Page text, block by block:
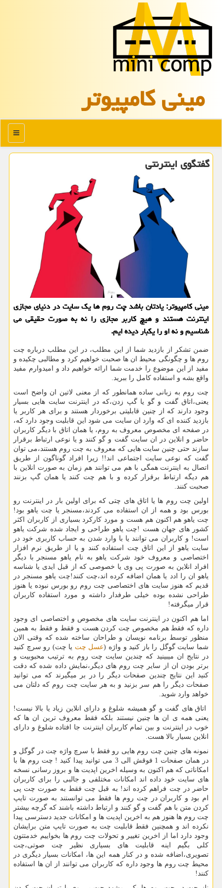
مینی كامپیوتر
منو
گفتگوی اینترنتی
مینی كامپیوتر: یادتان باشد چت روم ها یك سایت در دنیای مجازی
اینترنت هستند و هیچ كاربر مجازی را نه به صورت حقیقی می
شناسیم و نه او را یكبار دیده ایم.
ضمن تشکر از بازدید شما از این مطلب، در این مطلب درباره چت
روم ها و چگونگی محیط ان ها صحبت خواهیم کرد و مطالبی چکیده و
مفید از این موضوع را خدمت شما ارائه خواهیم داد و امیدوارم مفید
واقع بشه و استفاده کامل را ببرید.
چت روم به زبانی ساده همانطور که از معنی لاتین ان واضح است
یعنی،اتاق گفت و گو یا گپ زدن،که در اینترنت سایت هایی بسیار
وجود دارند که از چنین قابلیتی برخوردار هستند و برای هر کاربر یا
بازدید کننده ای که وارد ان سایت می شود این قابلیت وجود دارد که،
در صفحه ای مخصوص معروف به روم، یا همان اتاق با دیگر کاربران
حاضر و انلاین در ان سایت گفت و گو کنند و یا نوعی ارتباط برقرار
سازند حتی چنین سایت هایی که معروف به چت روم هستند،می توان
گفت که نوعی سایت اجتماعی اند!! زیرا افراد گوناگون از طریق
اتصال به اینترنت همگی با هم می توانند هم زمان به صورت انلاین با
هم دیگه ارتباط برقرار کرده و با هم چت کنند یا همان گپ بزنند
صحبت کنند.
اولین چت روم ها یا اتاق های چتی که برای اولین بار در اینترنت رو
بورس بود و همه از ان استفاده می کردند،مسنجر یا چت یاهو بود!
چت یاهو هم اکنون هم هست و مورد کارکرد بسیاری از کاربران اکثر
کشور های جهان هست !چت یاهو طراحی و ایجاد شده شرکت یاهو
است ! و کاربران می توانند یا با وارد شدن به حساب کاربری خود در
سایت یاهو از این اتاق چت استفاده کنند و یا از طریق نرم افزار
اختصاصی و معروف خود شرکت یاهو به نام یاهو مسنجر با دیگر
افراد انلاین به صورت پی وی یا خصوصی که از قبل ایدی یا شناسه
یاهو ان را ادد یا همان اضافه کرده اند،چت کنند!چت یاهو مسنجر در
قدیم که هنوز سایت های اختصاصی چت روم رو بورس نبوده یا هنوز
طراحی نشده بوده خیلی طرفدار داشته و مورد استفاده کاربران
قرار میگرفته !
اما هم اکنون در اینترنت سایت های مخصوص و اختصاصی ای وجود
داره که فقط هم مخصوص چت کردن هست و فقط و فقط به همین
منظور توسط برنامه نویسان و طراحان ساخته شده که وقتی الان
شما سایت گوگل را باز کنید و واژه (عسل چت یا چت) رو سرچ کنید
در نتایج ان میبینید که چندین سایت چت روم به ترتیب محبوبیت و
برتر بودن ان از سایر چت روم های دیگر،نمایش داده شده که دقت
کنید این نتایج چندین صفحات دیگر را در بر میگیرند که می توانید
صفحات دیگر را هم سر بزنید و به هر سایت چت روم که دلتان می
خواهد وارد شوید.
اتاق های گفت و گو همیشه شلوغ و دارای انلاین زیاد یا بالا نیست !
یعنی همه ی ان ها چنین نیستند بلکه فقط معروف ترین ان ها که
خوب در اینترنت و بین تمام کاربران اینترنت جا افتاده شلوغ و دارای
انلاین بسیار بالا هست.
نمونه های چنین چت روم هایی رو فقط با سرچ واژه چت در گوگل و
در همان صفحات 1 فوقش الی3 می توانید پیدا کنید ! چت روم ها با
امکاناتی که هم اکنون به وسیله اخرین اپدیت ها و بروز رسانی نسخه
های سایت خود داده اند امکانات مختلفی و جالبی را برای کاربران
حاضر در چت فراهم کرده اند! به قبل چت فقط به صورت چت پی
ام بود و کاربران در چت روم ها فقط می توانستند به صورت تایپ
کردن متن با هم گفت و گو کنند و ارتباط داشته باشند که گرچه بیشتر
چت روم ها هنوز هم به اخرین اپدیت ها و امکانات جدید دسترسی پیدا
نکرده اند و همچنین فقط قابلیت چت به صورت تایپ متن برایشان
وجود دارد اما از اخرین تغییر و تحولات چت روم ها بخواییم خدمتتون
کلی بگیم اینه قابلیت های بسیاری نظیر چت صوتی،چت
تصویری،اضافه شده و در کنار همه این ها، امکانات بسیار دیگری در
محیط چت روم ها وجود داره که کاربران می توانند از ان ها استفاده
کنند!